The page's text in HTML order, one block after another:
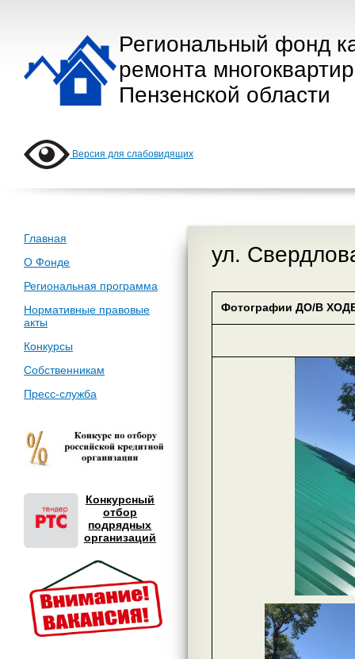
Региональный фонд
ремонта
Пензенской области
Версия для слабовидящих
Главная
О Фонде
Региональная программа
Нормативные правовые
акты
Конкурсы
Собственникам
Пресс-служба
Конкурсный
отбор
подрядных
организаций
ул.
Фотографии ДО/В ХОДЕ